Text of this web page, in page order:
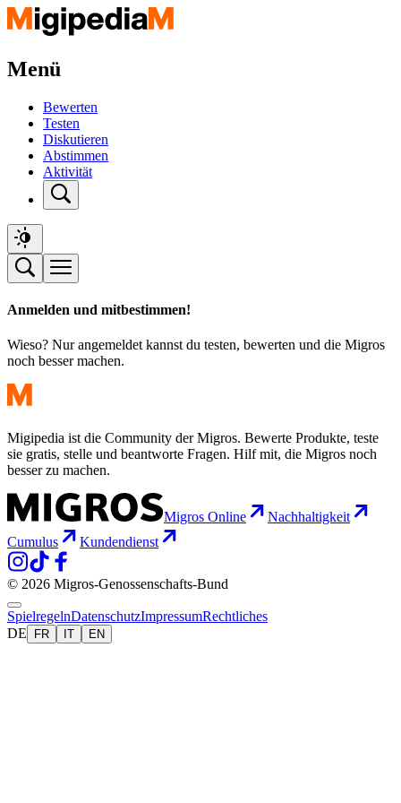
Menü
Bewerten
Testen
Diskutieren
Abstimmen
Aktivität
Anmelden und mitbestimmen!
Wieso? Nur angemeldet kannst du testen, bewerten und die Migros
noch besser machen.
Migipedia ist die Community der Migros. Bewerte Produkte, teste
sie gratis, stelle und beantworte Fragen. Hilf mit, die Migros noch
besser zu machen.
Migros Online
Nachhaltigkeit
Cumulus
Kundendienst
© 2026 Migros-Genossenschafts-Bund
SpielregelnDatenschutzImpressumRechtliches
DE
FR IT EN